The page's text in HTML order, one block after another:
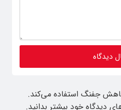
جفنگ استفاده می‌کند.
دیدگاه خود بیشتر بدانید.